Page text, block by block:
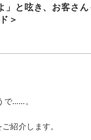
」と呟き、お客さ
＞
で……。
紹介します。